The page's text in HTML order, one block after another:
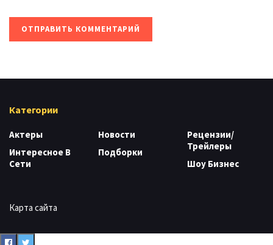
Категории
Актеры
Интересное В
Сети
Новости
Подборки
Рецензии/
Трейлеры
Шоу Бизнес
Карта сайта